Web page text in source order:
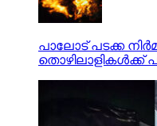
പാലോട് പടക്ക
തൊഴിലാളികള്‍ക്ക്